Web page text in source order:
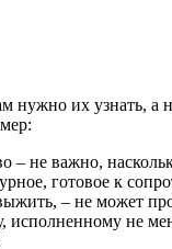
нужно их узнать, а
– не важно,
готовое к
– не может
исполненному не